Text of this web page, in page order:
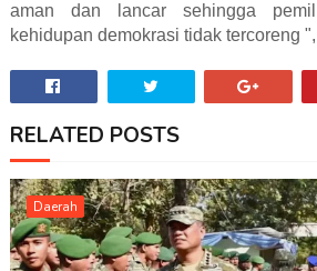
aman dan lancar sehingga
kehidupan demokrasi tidak tercoreng
RELATED POSTS
Daerah